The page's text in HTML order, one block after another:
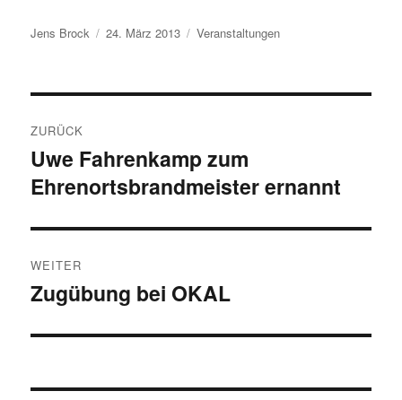
Autor
Jens Brock
Veröffentlicht
24. März 2013 Kategorien
Veranstaltungen
ZURÜCK
Vorheriger
Beitrag:
Uwe Fahrenkamp zum
Ehrenortsbrandmeister ernannt
WEITER
Nächster
Zugübung bei OKAL